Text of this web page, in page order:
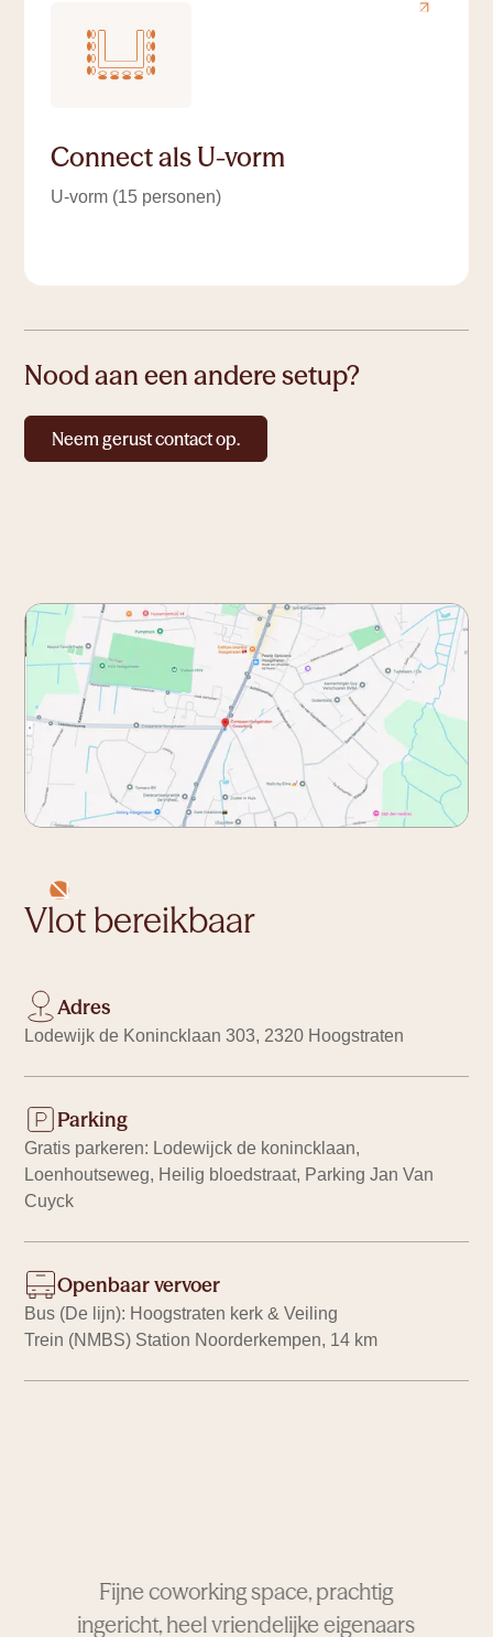
Connect als U-vorm
U-vorm (15 personen)
Nood aan een andere setup?
Neem gerust contact op.
Vlot bereikbaar
Adres
Lodewijk de Konincklaan 303, 2320 Hoogstraten
Parking
Gratis parkeren: Lodewijck de konincklaan,
Loenhoutseweg, Heilig bloedstraat, Parking Jan Van
Cuyck
Openbaar vervoer
Bus (De lijn): Hoogstraten kerk & Veiling
Trein (NMBS) Station Noorderkempen, 14 km
Fijne coworking space, prachtig
ingericht, heel vriendelijke eigenaars